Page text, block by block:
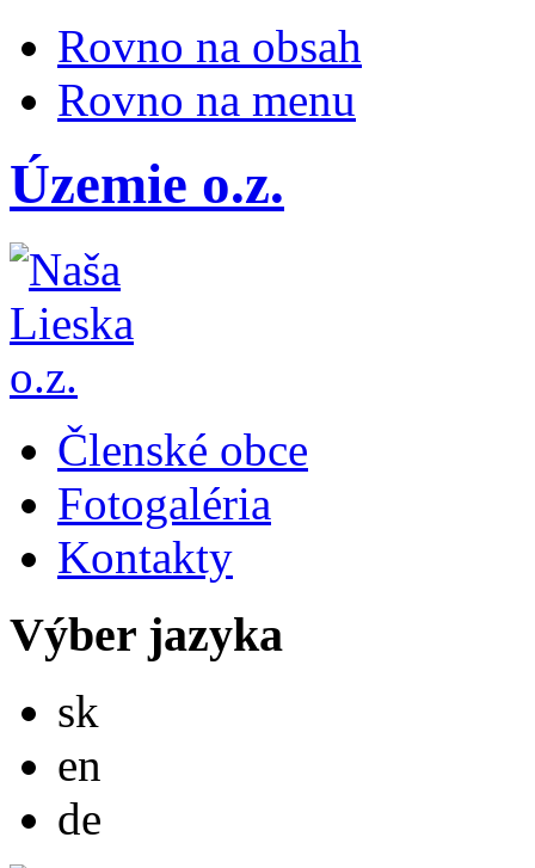
Rovno na obsah
Rovno na menu
Územie o.z.
Členské obce
Fotogaléria
Kontakty
Výber jazyka
sk
en
de